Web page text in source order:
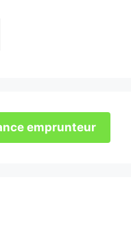
emprunteur